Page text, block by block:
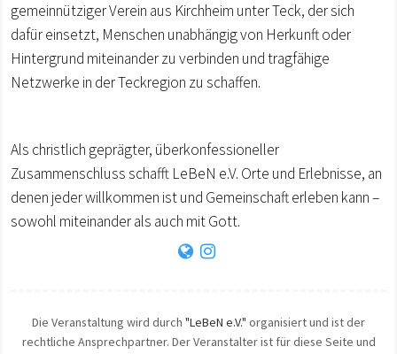
gemeinnütziger Verein aus Kirchheim unter Teck, der sich
dafür einsetzt, Menschen unabhängig von Herkunft oder
Hintergrund miteinander zu verbinden und tragfähige
Netzwerke in der Teckregion zu schaffen.
Als christlich geprägter, überkonfessioneller
Zusammenschluss schafft LeBeN e.V. Orte und Erlebnisse, an
denen jeder willkommen ist und Gemeinschaft erleben kann –
sowohl miteinander als auch mit Gott.
Die Veranstaltung wird durch "LeBeN e.V." organisiert und ist der
rechtliche Ansprechpartner. Der Veranstalter ist für diese Seite und